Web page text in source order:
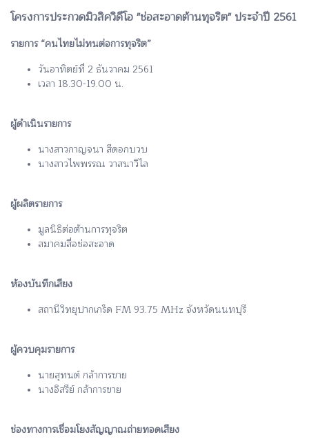
โครงการประกวดมิวสิควิดีโอ "ช่อสะอาดต้านทุจริต" ประจำปี 2561
รายการ “คนไทยไม่ทนต่อการทุจริต”
วันอาทิตย์ที่ 2 ธันวาคม 2561
เวลา 18.30-19.00 น.
ผู้ดำเนินรายการ
นางสาวกาญจนา สีดอกบวบ
นางสาวไพพรรณ วาสนาวิไล
ผู้ผลิตรายการ
มูลนิธิต่อต้านการทุจริต
สมาคมสื่อช่อสะอาด
ห้องบันทึกเสียง
สถานีวิทยุปากเกร็ด FM 93.75 MHz จังหวัดนนทบุรี
ผู้ควบคุมรายการ
นายสุทนต์ กล้าการขาย
นางอิสรีย์ กล้าการขาย
ช่องทางการเชื่อมโยงสัญญาณถ่ายทอดเสียง